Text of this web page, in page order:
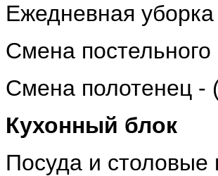
Ежедневная
Cмена
Смена полотенец -
Кухонный блок
Посуда и столовые